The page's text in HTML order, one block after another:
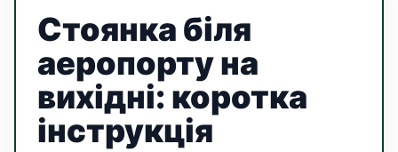
Стоянка біля
аеропорту на
вихідні: коротка
інструкція